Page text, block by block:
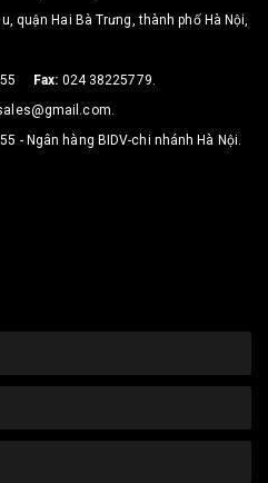
quận Hai Bà Trưng, thành phố Hà Nội,
Fax: 024 38225779.
- Ngân hàng BIDV-chi nhánh Hà Nội.